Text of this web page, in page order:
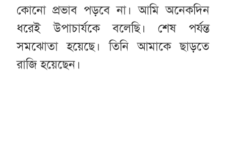
কোনো প্রভাব পড়বে না। আমি অনেকদিন
ধরেই উপাচার্যকে বলেছি। শেষ পর্যন্ত
সমঝোতা হয়েছে। তিনি আমাকে ছাড়তে
রাজি হয়েছেন।